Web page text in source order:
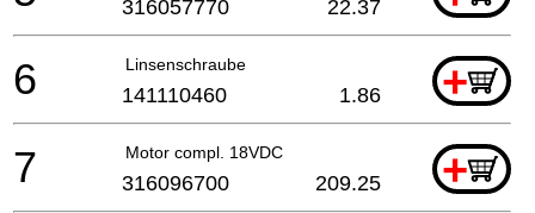
316057770 22.37
Linsenschraube +
6 141110460 1.86
Motor compl. 18VDC +
7 316096700 209.25